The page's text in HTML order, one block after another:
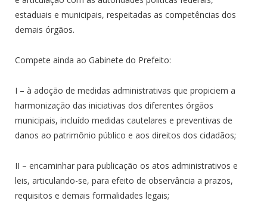
estaduais e municipais, respeitadas as competências dos
demais órgãos.
Compete ainda ao Gabinete do Prefeito:
I – à adoção de medidas administrativas que propiciem a
harmonização das iniciativas dos diferentes órgãos
municipais, incluído medidas cautelares e preventivas de
danos ao patrimônio público e aos direitos dos cidadãos;
II – encaminhar para publicação os atos administrativos e
leis, articulando-se, para efeito de observância a prazos,
requisitos e demais formalidades legais;